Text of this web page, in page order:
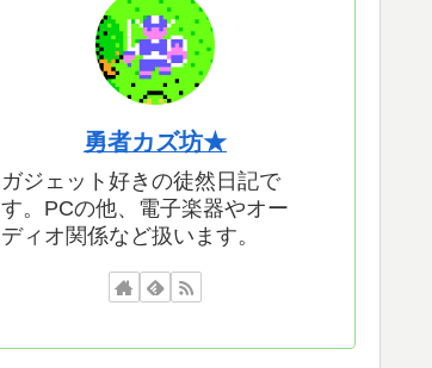
勇者カズ坊★
ガジェット好きの徒然日記で
す。PCの他、電子楽器やオー
ディオ関係など扱います。